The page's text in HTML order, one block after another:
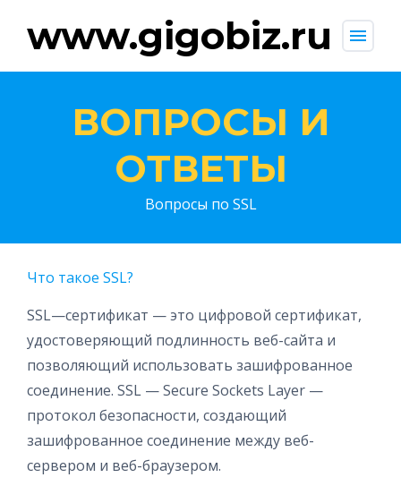
www.gigobiz.ru menu
ВОПРОСЫ И
ОТВЕТЫ
Вопросы по SSL
Что такое SSL?
SSL—сертификат — это цифровой сертификат,
удостоверяющий подлинность веб-сайта и
позволяющий использовать зашифрованное
соединение. SSL — Secure Sockets Layer —
протокол безопасности, создающий
зашифрованное соединение между веб-
сервером и веб-браузером.